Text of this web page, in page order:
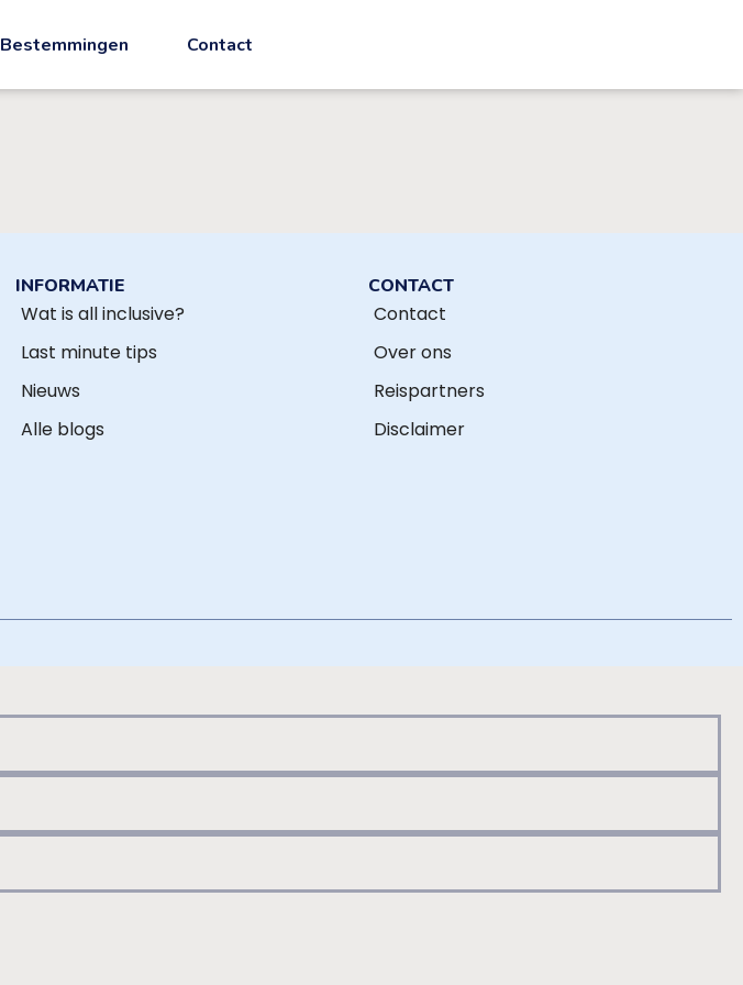
Bestemmingen Contact
INFORMATIE
Wat is all inclusive?
Last minute tips
Nieuws
Alle blogs
CONTACT
Contact
Over ons
Reispartners
Disclaimer